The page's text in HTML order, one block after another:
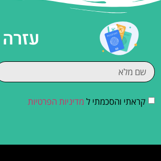
קראתי והסכמתי ל מדיניות הפרטיות